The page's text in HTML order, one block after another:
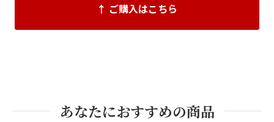
↑ ご購入はこちら
あなたにおすすめの商品